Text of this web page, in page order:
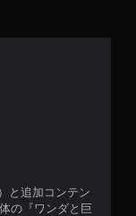
と追加コンテン
の『ワンダと巨